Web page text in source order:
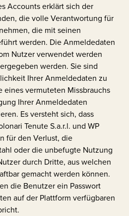
Accounts erklärt sich der
die volle Verantwortung für
die mit seinen
werden. Die Anmeldedaten
Nutzer verwendet werden
werden. Sie sind
Ihrer Anmeldedaten zu
eines vermuteten Missbrauchs
Ihrer Anmeldedaten
Es versteht sich, dass
Tenute S.a.r.l. und WP
für den Verlust, die
oder die unbefugte Nutzung
durch Dritte, aus welchen
gemacht werden können.
die Benutzer ein Passwort
auf der Plattform verfügbaren